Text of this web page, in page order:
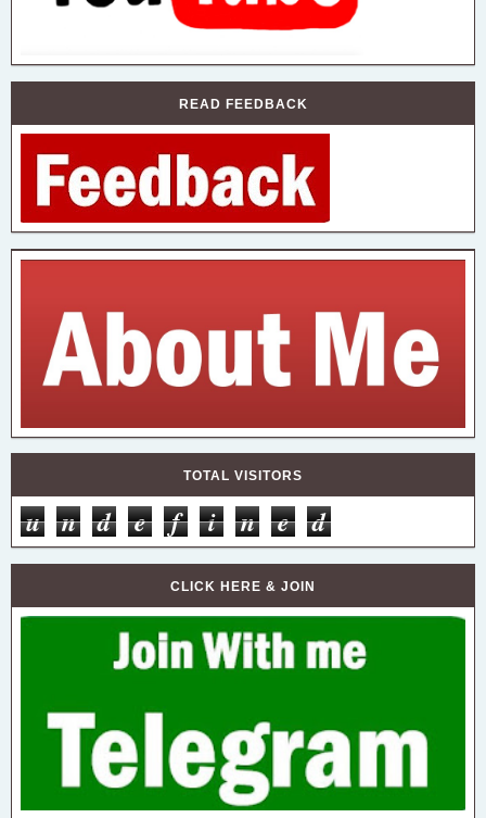
READ FEEDBACK
TOTAL VISITORS
u n d e f i n e d
CLICK HERE & JOIN